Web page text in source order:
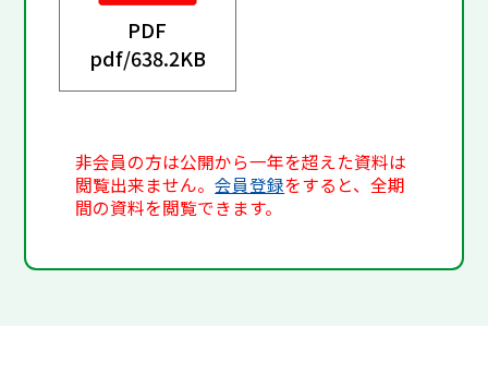
PDF
pdf/638.2KB
非会員の方は公開から一年を超えた資料は
閲覧出来ません。会員登録をすると、全期
間の資料を閲覧できます。